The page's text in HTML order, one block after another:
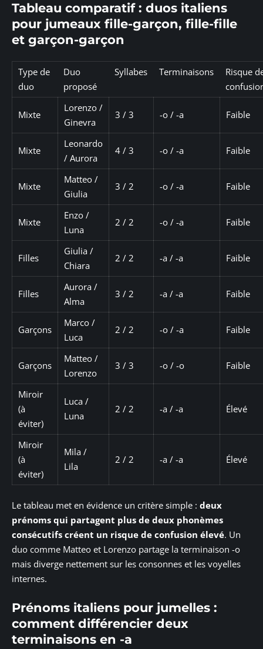
Tableau comparatif : duos italiens
pour jumeaux fille-garçon, fille-fille
et garçon-garçon
Type de
duo
Duo
proposé
Syllabes Terminaisons
Risque
Mixte
Lorenzo /
Ginevra
3 / 3 -o / -a Faible
Mixte
Leonardo
/ Aurora
4 / 3 -o / -a Faible
Mixte
Matteo /
Giulia
3 / 2 -o / -a Faible
Mixte
Enzo /
Luna
2 / 2 -o / -a Faible
Filles
Giulia /
Chiara
2 / 2 -a / -a Faible
Filles
Aurora /
Alma
3 / 2 -a / -a Faible
Garçons
Marco /
Luca
2 / 2 -o / -a Faible
Garçons
Matteo /
Lorenzo
3 / 3 -o / -o Faible
Miroir
(à
éviter)
Luca /
Luna
2 / 2 -a / -a Élevé
Miroir
(à
éviter)
Mila /
Lila
2 / 2 -a / -a Élevé
Le tableau met en évidence un critère simple : deux
prénoms qui partagent plus de deux phonèmes
consécutifs créent un risque de confusion élevé. Un
duo comme Matteo et Lorenzo partage la terminaison -o
mais diverge nettement sur les consonnes et les voyelles
internes.
Prénoms italiens pour jumelles :
comment différencier deux
terminaisons en -a